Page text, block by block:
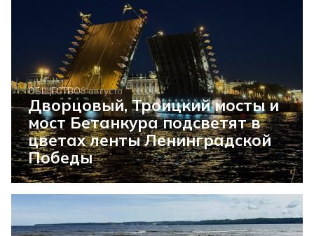
ОБЩЕСТВО8 августа
Дворцовый, Троицкий мосты и
мост Бетанкура подсветят в
цветах ленты Ленинградской
Победы